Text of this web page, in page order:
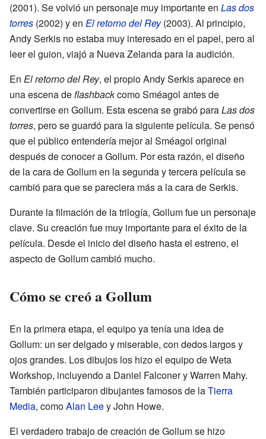
(2001). Se volvió un personaje muy importante en Las dos
torres (2002) y en El retorno del Rey(2003). Al principio,
Andy Serkis no estaba muy interesado en el papel, pero al
leer el guion, viajó a Nueva Zelanda para la audición.
En El retorno del Rey, el propio Andy Serkis aparece en
una escena deflashbackcomo Sméagol antes de
convertirse en Gollum. Esta escena se grabó paraLas dos
torres, pero se guardó para la siguiente película. Se pensó
que el público entendería mejor al Sméagol original
después de conocer a Gollum. Por esta razón, el diseño
de la cara de Gollum en la segunda y tercera película se
cambió para que se pareciera más a la cara de Serkis.
Durante la filmación de la trilogía, Gollum fue un personaje
clave. Su creación fue muy importante para el éxito de la
película. Desde el inicio del diseño hasta el estreno, el
aspecto de Gollum cambió mucho.
Cómo se creó a Gollum
En la primera etapa, el equipo ya tenía una idea de
Gollum: un ser delgado y miserable, con dedos largos y
ojos grandes. Los dibujos los hizo el equipo de Weta
Workshop, incluyendo a Daniel Falconer y Warren Mahy.
También participaron dibujantes famosos de laTierra
Media, comoAlan Leey John Howe.
El verdadero trabajo de creación de Gollum se hizo